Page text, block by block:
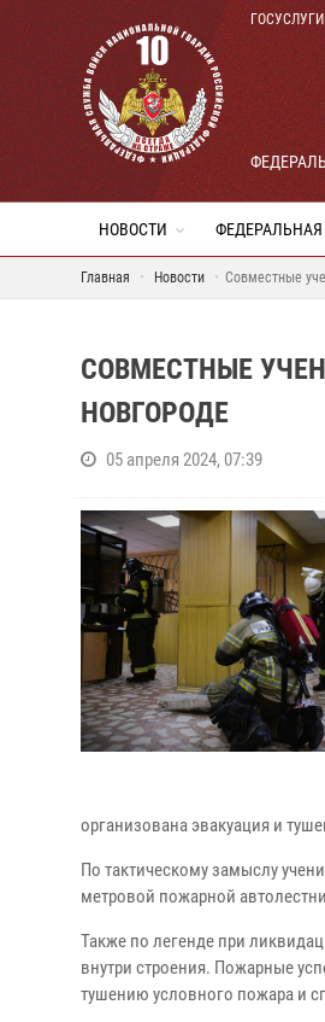
ГОСУСЛУГИ
НОВОСТИ
Главная Новости Совместные
СОВМЕСТНЫЕ
НОВГОРОДЕ
05 апреля 2024, 07:39
организована эвакуация и
По тактическому замыслу
метровой пожарной
Также по легенде при
внутри строения. Пожарные
тушению условного пожара и